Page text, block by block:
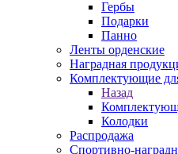
Гербы
Подарки
Панно
Ленты орденские
Наградная
Комплектующие
Назад
Колодки
Распродажа
Спортивно-